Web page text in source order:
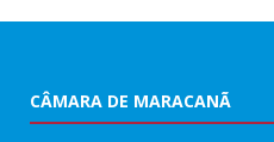
CÂMARA DE MARACANÃ